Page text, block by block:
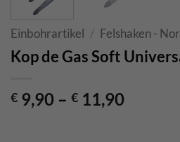
Einbohrartikel / Felshaken -
Kop de Gas Soft
€ 9,90 – € 11,90